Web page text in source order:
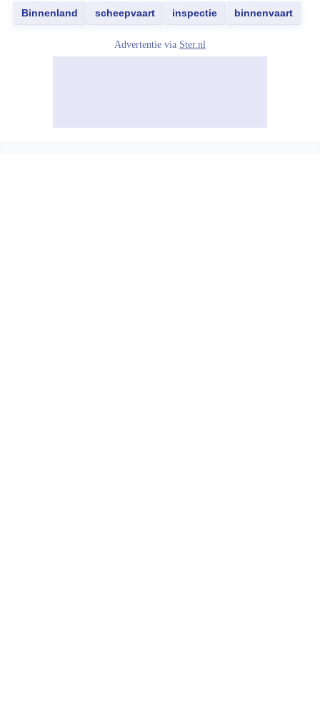
Binnenland
scheepvaart inspectie binnenvaart
Advertentie via Ster.nl